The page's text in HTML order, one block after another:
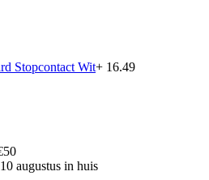
Stopcontact Wit+ 16.49
augustus in huis